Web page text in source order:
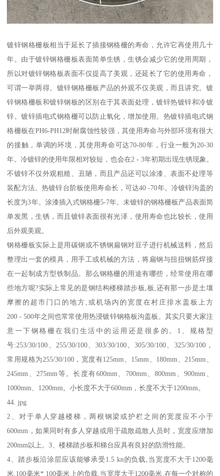
镀锌钢格栅板相当于延长了插接钢格栅的寿命，允许它再使用几十
年。由于镀锌钢格栅板表面简单生锈，生锈会减少它的使用周期，
所以对镀锌钢格板表面不仅提高了美观，还延长了它的使用寿命，
可谓一举两得。镀锌钢格栅板产品的外观不仅美观，而且讲究。镀
锌钢格栅板和镀锌钢板的区别在于其表面处理，镀锌热镀锌和冷镀
锌。镀锌插电式钢格栅可以防止氧化，增加使用。热镀锌插电式钢
格栅板在PH6-PH12时耐腐蚀性较强，其使用寿命与外部环境有很大
的接触，单调的环境，其使用寿命可达70-80年，行业一般为20-30
年。冷镀锌的使用年限相对较短，也会在2 - 3年初期出现生锈现象。
不镀锌不仅外观粗糙、丑陋，而且产品还可以涂漆、表面不处理等
装配方法。热镀锌台阶板使用寿命长，可达40 -70年。冷镀锌沟盖的
长度为3年。涂漆插入式钢格栅5-7年。未镀锌的钢格栅板产品表面简
单发黑，生锈，而且镀锌表面很有光泽，使用寿命也比较长，使用
后外观美观。
钢格栅板实际上是用碳钢或不锈钢扁钢对豆子进行机械送料，然后
整理出一套的模具，用手工或机械的方法，将扁钢与扭扭钢筋焊接
在一起制成方型铁制品。那么钢格栅的用途有哪些，经常使用在哪
些地方呢?实际上常见的是钢结构楼梯踏步板,板,还有那一步是土壤
摩擦的超市门口的地方,或机场内的宽度在村庄排水盖板上方
200 - 500年之间也常常使用热浸镀锌钢格板沟盖板。其实只要大家注
意一下钢格栅在我们生活中的运用还是很多的。1、规格型
号:253/30/100、255/30/100、303/30/100、305/30/100、325/30/100，
常用规格为255/30/100，宽度有125mm、15mm、180mm、215mm、
245mm、275mm等。长度有600mm、700mm、800mm、900mm、
1000mm、1200mm。小长度不大于600mm，长度不大于1200mm。
44. jpg
2、对于单人穿越楼梯，两根钢梁或护栏之间的宽度应不小于
600mm，如果同时有多人穿越或用于疏散疏散人员时，宽度应增加
200mm以上。3、楼梯踏步板和梯台应具有良好的防滑性能。
4、踏步板沿涂层应该能够承受1.5 kn的负载,当宽度不大于1200毫
米,100毫米* 100毫米上的负载,当宽度大于1200毫米,在每一个对称的